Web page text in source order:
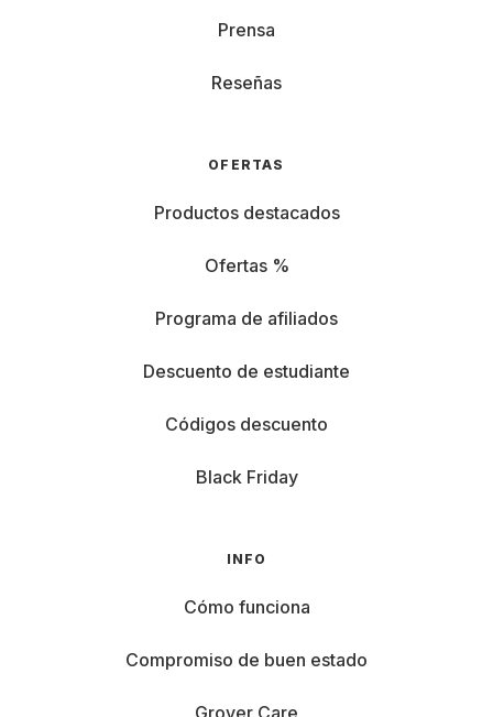
Prensa
Reseñas
OFERTAS
Productos destacados
Ofertas %
Programa de afiliados
Descuento de estudiante
Códigos descuento
Black Friday
INFO
Cómo funciona
Compromiso de buen estado
Grover Care